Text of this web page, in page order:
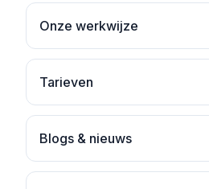
Onze werkwijze
Tarieven
Blogs & nieuws